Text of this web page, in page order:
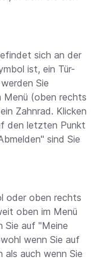
sich an der
ist, ein Tür-
Sie
Menü (oben rechts
Zahnrad. Klicken
den letzten Punkt
sind Sie
oder oben rechts
oben im Menü
Sie auf "Meine
wenn Sie auf
auch wenn Sie